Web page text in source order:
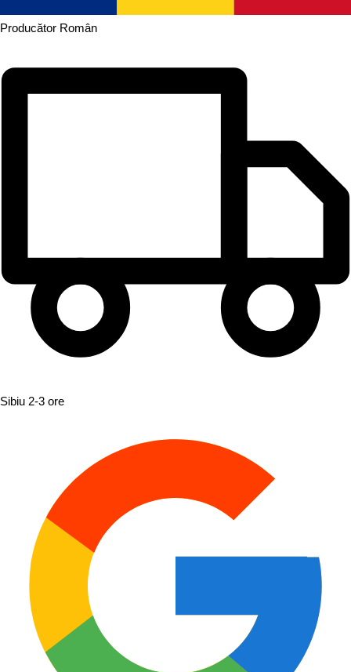
Producător Român
Sibiu 2-3 ore